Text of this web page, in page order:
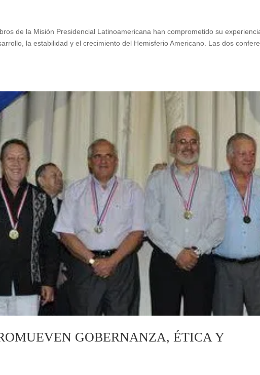
de la Misión Presidencial Latinoamericana han comprometido su
la estabilidad y el crecimiento del Hemisferio Americano. Las dos
GOBERNANZA, ÉTICA Y